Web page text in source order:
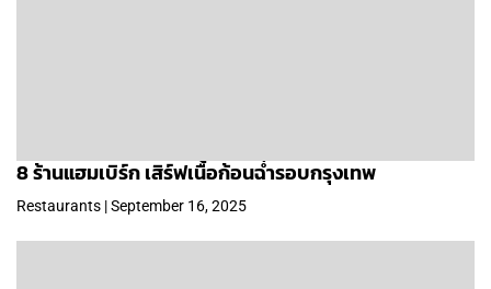
8 ร้านแฮมเบิร์ก เสิร์ฟเนื้อก้อนฉ่ำรอบกรุงเทพ
Restaurants | September 16, 2025